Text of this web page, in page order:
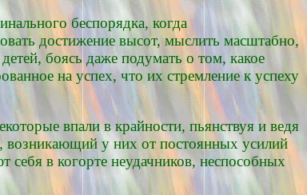
беспорядка, когда
достижение высот, мыслить масштабно,
боясь даже подумать о том, какое
на успех, что их стремление к успеху
впали в крайности, пьянствуя и ведя
возникающий у них от постоянных усилий
в когорте неудачников, неспособных